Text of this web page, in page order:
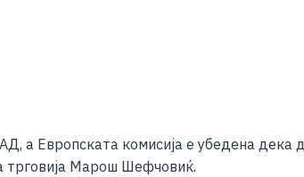
а Европската комисија е убедена дека
трговија Марош Шефчовиќ.